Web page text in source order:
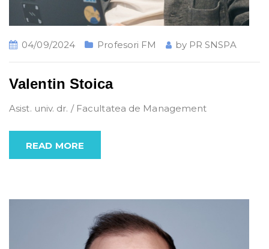
04/09/2024 Profesori FM by PR SNSPA
Valentin Stoica
Asist. univ. dr. / Facultatea de Management
READ MORE